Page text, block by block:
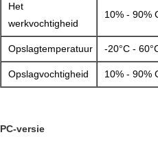
Het
werkvochtigheid
10% - 90%
Opslagtemperatuur -20°C -
Opslagvochtigheid 10% - 90%
PC-versie